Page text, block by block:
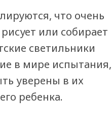
что очень
или собирает
светильники
в мире испытания,
уверены в их
ребенка.